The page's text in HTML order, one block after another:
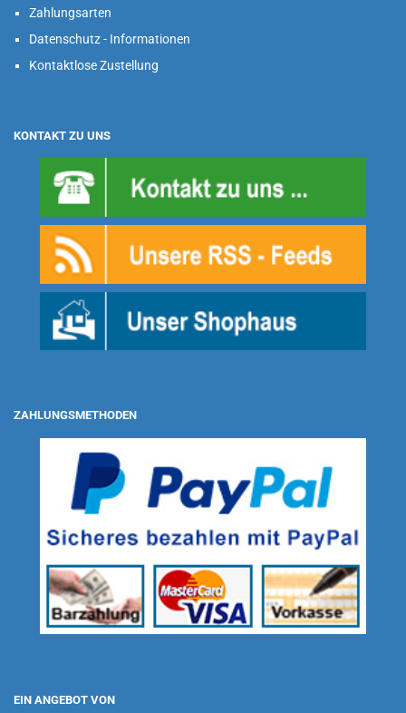
Zahlungsarten
Datenschutz - Informationen
Kontaktlose Zustellung
KONTAKT ZU UNS
ZAHLUNGSMETHODEN
EIN ANGEBOT VON